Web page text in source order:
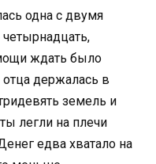
одна с двумя
ждать было
держалась в
земель и
легли на плечи
едва хватало на